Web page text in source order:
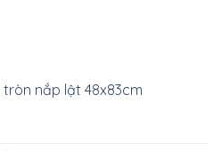
nắp lật 48x83cm